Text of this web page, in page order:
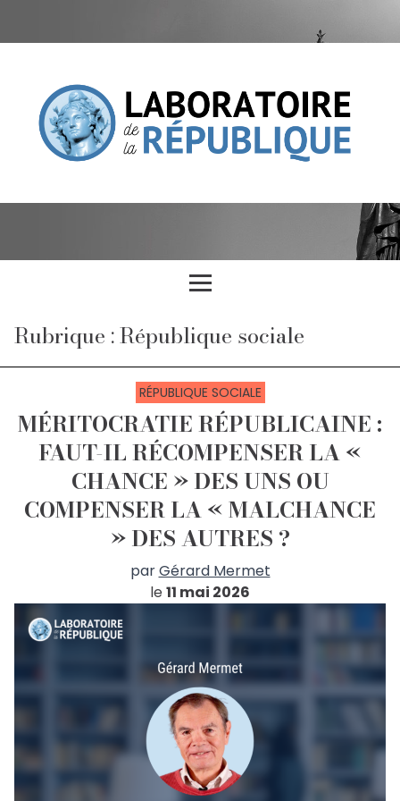
Rubrique : République sociale
RÉPUBLIQUE SOCIALE
MÉRITOCRATIE RÉPUBLICAINE :
FAUT-IL RÉCOMPENSER LA «
CHANCE » DES UNS OU
COMPENSER LA « MALCHANCE
» DES AUTRES ?
parGérard Mermet
le11 mai 2026